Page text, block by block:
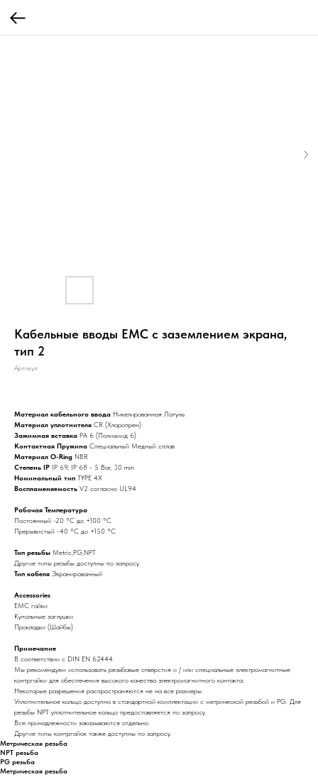
Кабельные вводы ЕМС с заземлением экрана,
тип 2
Артикул:
Материал кабельного ввода Никелированная Латунь
Материал уплотнителя CR (Хлоропрен)
Зажимная вставка PA 6 (Полиамид 6)
Контактная Пружина Специальный Медный сплав
Материал O-Ring NBR
Степень IP IP 69, IP 68 - 5 Bar, 30 min
Номинальный тип TYPE 4X
Воспламеняемость V2 согласно UL94
Рабочая Температура
Постоянный -20 °C до +100 °C
Прерывистый -40 °C до +150 °C
Тип резьбы Metric,PG,NPT
Другие типы резьбы доступны по запросу.
Тип кабеля Экранированный
Accessories
EMC гайки
Купольные заглушки
Прокладки (Шайбы)
Примечание
В соответствии с DIN EN 62444.
Мы рекомендуем использовать резьбовые отверстия и / или специальные электромагнитные
контргайки для обеспечения высокого качества электромагнитного контакта.
Некоторые разрешения распространяются не на все размеры.
Уплотнительное кольцо доступно в стандартной комплектации с метрической резьбой и PG. Для
резьбы NPT уплотнительное кольцо предоставляется по запросу.
Все принадлежности заказываются отдельно.
Другие типы контргайок также доступны по запросу.
Метрическая резьба
NPT резьба
PG резьба
Метрическая резьба